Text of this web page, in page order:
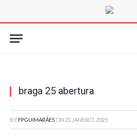
braga 25 abertura
BY FPGUIMARÃES ON 21 JANEIRO, 2025